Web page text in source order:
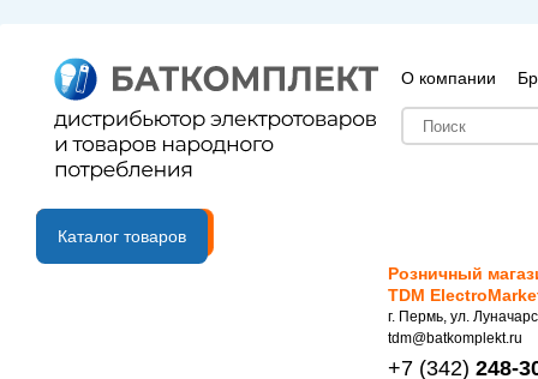
О компании
B2B портал
Каталог товаров
Розничный
TDM
г. Пермь, ул.
tdm@batkomplekt.ru
+7 (342) 248-